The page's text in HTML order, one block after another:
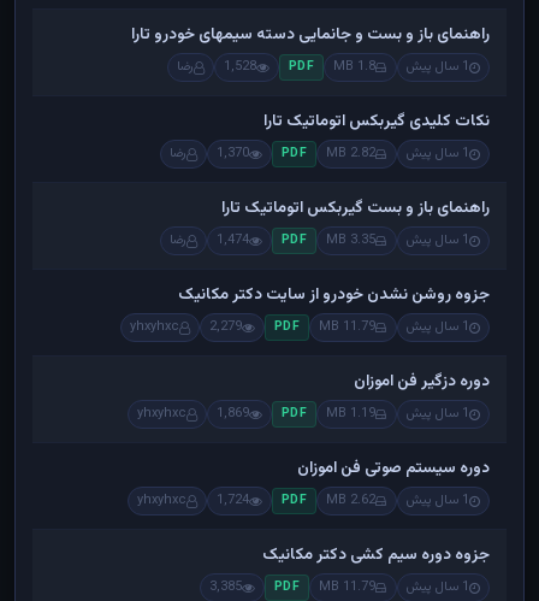
راهنمای باز و بست و جانمایی دسته سیمهای خودرو تارا
1 سال پیش 1.8 MB
PDF
1,528 رضا
نکات کلیدی گیربکس اتوماتیک تارا
1 سال پیش 2.82 MB
PDF
1,370 رضا
راهنمای باز و بست گیربکس اتوماتیک تارا
1 سال پیش 3.35 MB
PDF
1,474 رضا
جزوه روشن نشدن خودرو از سایت دکتر مکانیک
1 سال پیش 11.79 MB
PDF
2,279
yhxyhxc
دوره دزگیر فن اموزان
1 سال پیش 1.19 MB
PDF
1,869
yhxyhxc
دوره سیستم صوتی فن اموزان
1 سال پیش 2.62 MB
PDF
1,724
yhxyhxc
جزوه دوره سیم کشی دکتر مکانیک
1 سال پیش 11.79 MB
PDF
3,385